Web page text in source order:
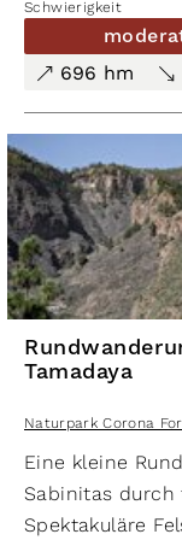
auf einem
Herzstück der
auf schmalen
Schwierigkeit
696 hm
Tamadaya
Naturpark Corona
Eine kleine
Sabinitas
Spektakuläre